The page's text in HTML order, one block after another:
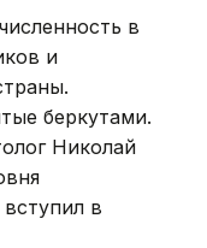
в
и
беркутами.
Николай
в